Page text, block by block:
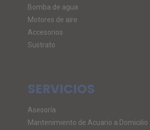
Bomba de agua
Motores de aire
Accesorios
Sustrato
SERVICIOS
Asesoría
Mantenimiento de Acuario a Domicilio